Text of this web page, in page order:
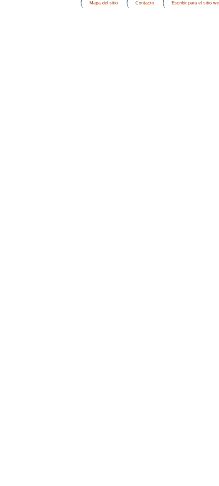
Mapa del sitio Contacto Escribir para el sitio